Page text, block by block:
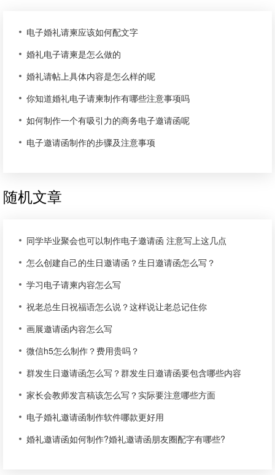
电子婚礼请柬应该如何配文字
婚礼电子请柬是怎么做的
婚礼请帖上具体内容是怎么样的呢
你知道婚礼电子请柬制作有哪些注意事项吗
如何制作一个有吸引力的商务电子邀请函呢
电子邀请函制作的步骤及注意事项
随机文章
同学毕业聚会也可以制作电子邀请函 注意写上这几点
怎么创建自己的生日邀请函？生日邀请函怎么写？
学习电子请柬内容怎么写
祝老总生日祝福语怎么说？这样说让老总记住你
画展邀请函内容怎么写
微信h5怎么制作？费用贵吗？
群发生日邀请函怎么写？群发生日邀请函要包含哪些内容
家长会教师发言稿该怎么写？实际要注意哪些方面
电子婚礼邀请函制作软件哪款更好用
婚礼邀请函如何制作?婚礼邀请函朋友圈配字有哪些?